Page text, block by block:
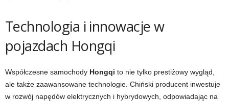
Technologia i innowacje w
pojazdach Hongqi
Współczesne samochody Hongqi to nie tylko prestiżowy wygląd,
ale także zaawansowane technologie. Chiński producent inwestuje
w rozwój napędów elektrycznych i hybrydowych, odpowiadając na